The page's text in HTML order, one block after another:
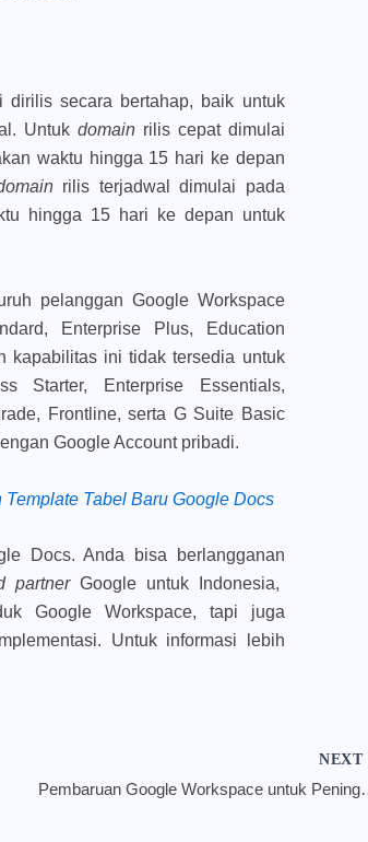
secara bertahap, baik untuk
Untuk domain rilis cepat dimulai
waktu hingga 15 hari ke depan
rilis terjadwal dimulai pada
hingga 15 hari ke depan untuk
pelanggan Google Workspace
Enterprise Plus, Education
kapabilitas ini tidak tersedia untuk
Starter, Enterprise Essentials,
Frontline, serta G Suite Basic
Google Account pribadi.
Tabel Baru Google Docs
Docs. Anda bisa berlangganan
partner Google untuk Indonesia,
Google Workspace, tapi juga
Untuk informasi lebih
NEXT
Pembaruan Google